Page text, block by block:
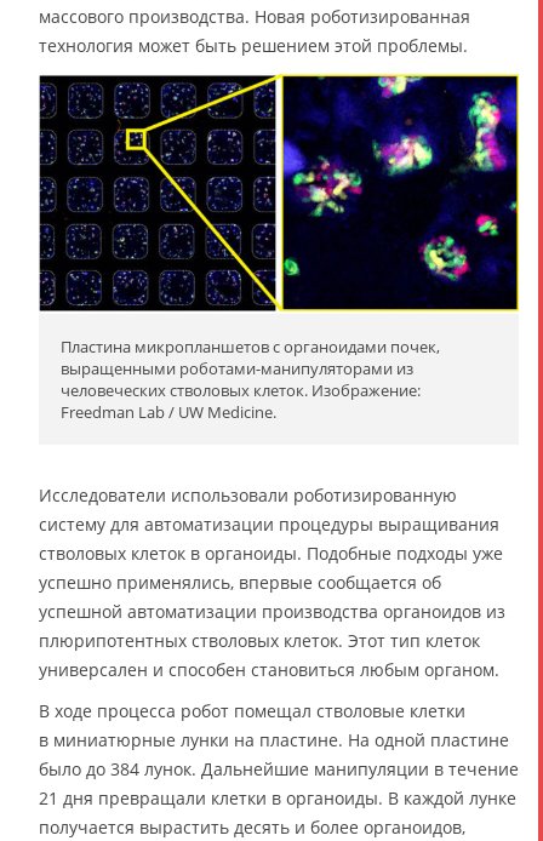
массового производства. Новая роботизированная
технология может быть решением этой проблемы.
Пластина микропланшетов с органоидами почек,
выращенными роботами-манипуляторами из
человеческих стволовых клеток. Изображение:
Freedman Lab / UW Medicine.
Исследователи использовали роботизированную
систему для автоматизации процедуры выращивания
стволовых клеток в органоиды. Подобные подходы уже
успешно применялись, впервые сообщается об
успешной автоматизации производства органоидов из
плюрипотентных стволовых клеток. Этот тип клеток
универсален и способен становиться любым органом.
В ходе процесса робот помещал стволовые клетки
в миниатюрные лунки на пластине. На одной пластине
было до 384 лунок. Дальнейшие манипуляции в течение
21 дня превращали клетки в органоиды. В каждой лунке
получается вырастить десять и более органоидов,